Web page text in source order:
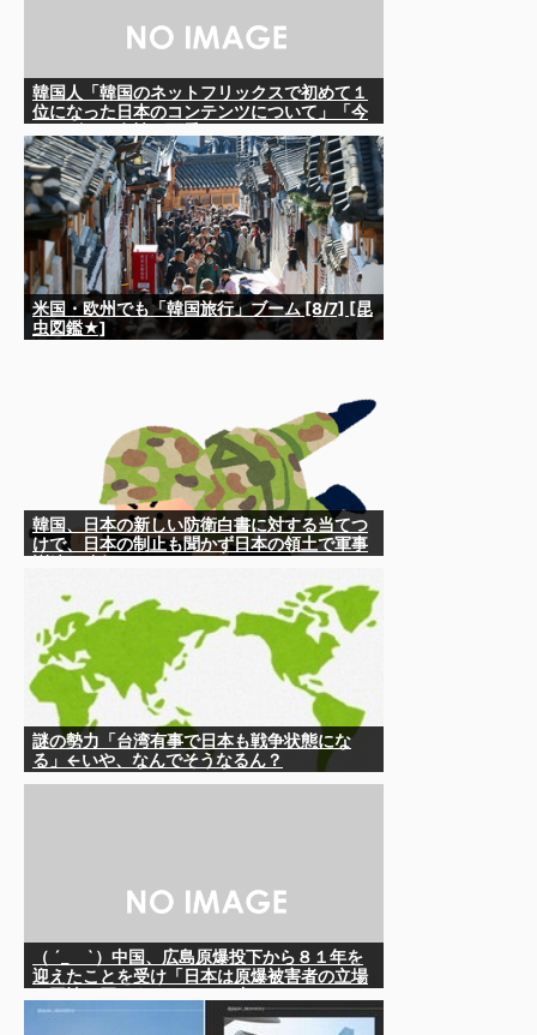
韓国人「韓国のネットフリックスで初めて１
位になった日本のコンテンツについて」「今
米国・欧州でも「韓国旅行」ブーム [8/7] [昆
虫図鑑★]
韓国、日本の新しい防衛白書に対する当てつ
けで、日本の制止も聞かず日本の領土で軍事
謎の勢力「台湾有事で日本も戦争状態にな
る」←いや、なんでそうなるん？
（ ´_ゝ`）中国、広島原爆投下から８１年を
迎えたことを受け「日本は原爆被害者の立場